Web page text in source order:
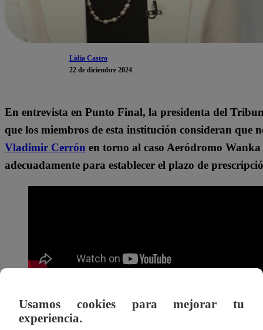
Lidia Castro
22 de diciembre 2024
En entrevista en Punto Final, la presidenta del
que los miembros de esta institución consideran que
Vladimir Cerrón en torno al caso Aeródromo
adecuadamente para establecer el plazo de
“El Tribunal Constitucional no ha determinado que
Luz Pacheco. Explicó que el pronunciamiento del
Usamos cookies para mejorar tu
experiencia.